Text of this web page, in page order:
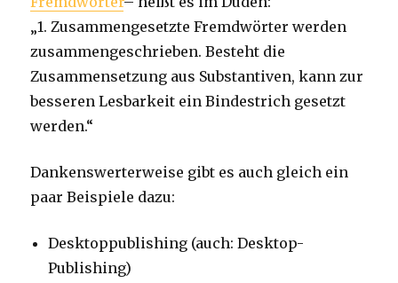
„1. Zusammengesetzte Fremdwörter werden
zusammengeschrieben. Besteht die
Zusammensetzung aus Substantiven, kann zur
besseren Lesbarkeit ein Bindestrich gesetzt
werden.“
Dankenswerterweise gibt es auch gleich ein
paar Beispiele dazu:
Desktoppublishing (auch: Desktop-
Publishing)